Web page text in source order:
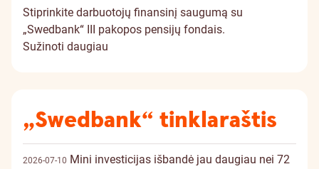
Stiprinkite darbuotojų finansinį saugumą su
„Swedbank“ III pakopos pensijų fondais.
Sužinoti daugiau
„Swedbank“ tinklaraštis
2026-07-10 Mini investicijas išbandė jau daugiau nei 72